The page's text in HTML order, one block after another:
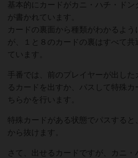
基本的にカードがカニ・ハチ・ドン
が書かれています。
カードの裏面から種類がわかるよう
が、１と８のカードの裏はすべて共
ています。
手番では、前のプレイヤーが出した
るカードを出すか、パスして特殊
ちらかを行います。
特殊カードがある状態でパスすると
から抜けます。
さて、出せるカードですが、カニ・